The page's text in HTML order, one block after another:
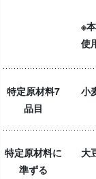
※
使
特定原材料7
品目
小
特定原材料に
準ずる
大